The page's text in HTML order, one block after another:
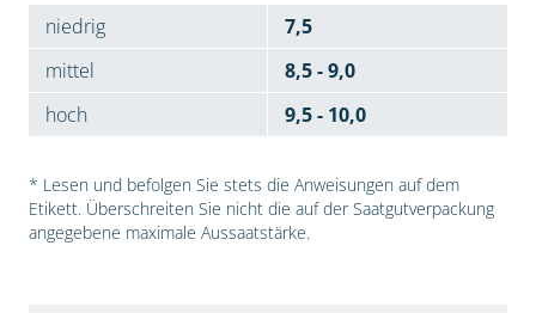
niedrig
7,5
mittel
8,5 - 9,0
hoch
9,5 - 10,0
* Lesen und befolgen Sie stets die Anweisungen auf dem
Etikett. Überschreiten Sie nicht die auf der Saatgutverpackung
angegebene maximale Aussaatstärke.